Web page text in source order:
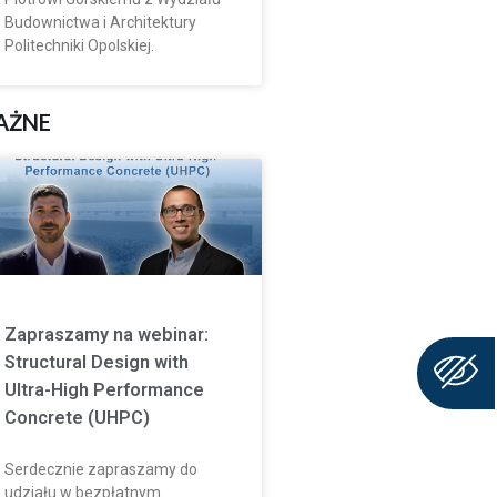
Budownictwa i Architektury
Politechniki Opolskiej.
Zapraszamy na webinar:
Structural Design with
Ultra-High Performance
Concrete (UHPC)
Serdecznie zapraszamy do
udziału w bezpłatnym